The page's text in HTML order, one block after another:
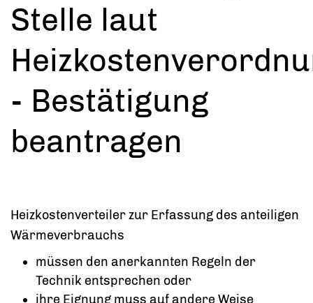
Stelle laut
- Bestätigung
beantragen
Heizkostenverteiler zur Erfassung des anteiligen
Wärmeverbrauchs
müssen den anerkannten Regeln der
Technik entsprechen oder
ihre Eignung muss auf andere Weise